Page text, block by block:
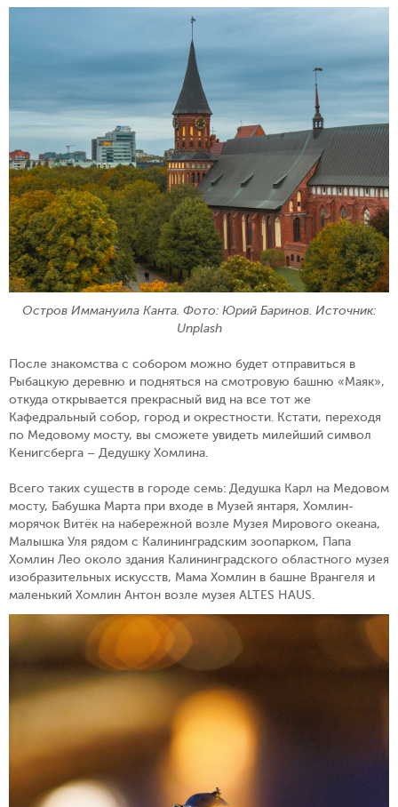
Остров Иммануила Канта. Фото: Юрий Баринов. Источник:
Unplash
После знакомства с собором можно будет отправиться в
Рыбацкую деревню и подняться на смотровую башню «Маяк»,
откуда открывается прекрасный вид на все тот же
Кафедральный собор, город и окрестности. Кстати, переходя
по Медовому мосту, вы сможете увидеть милейший символ
Кенигсберга – Дедушку Хомлина.
Всего таких существ в городе семь: Дедушка Карл на Медовом
мосту, Бабушка Марта при входе в Музей янтаря, Хомлин-
морячок Витёк на набережной возле Музея Мирового океана,
Малышка Уля рядом с Калининградским зоопарком, Папа
Хомлин Лео около здания Калининградского областного музея
изобразительных искусств, Мама Хомлин в башне Врангеля и
маленький Хомлин Антон возле музея ALTES HAUS.